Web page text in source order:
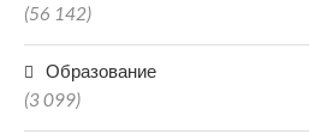
(56 142)
Образование
(3 099)